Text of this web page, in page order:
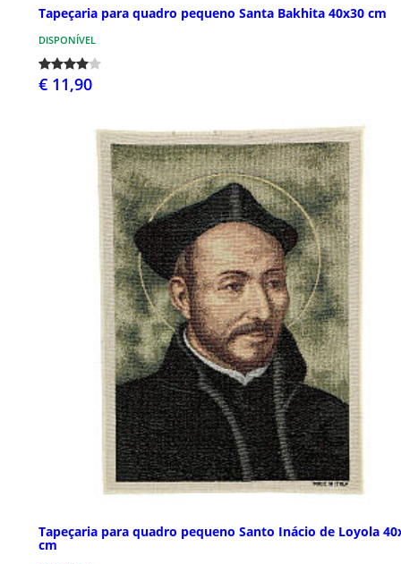
Tapeçaria para quadro pequeno Santa Bakhita 40x30 cm
DISPONÍVEL
€ 11,90
Tapeçaria para quadro pequeno Santo Inácio de Loyola
cm